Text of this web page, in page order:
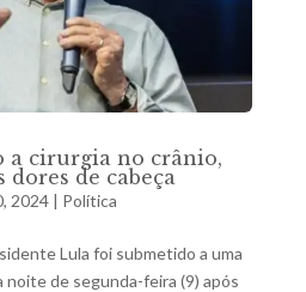
a cirurgia no crânio,
de cabeça
2024| Política
Lula foi submetido a uma
noite de segunda-feira (9) após